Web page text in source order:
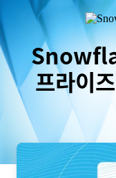
프라이